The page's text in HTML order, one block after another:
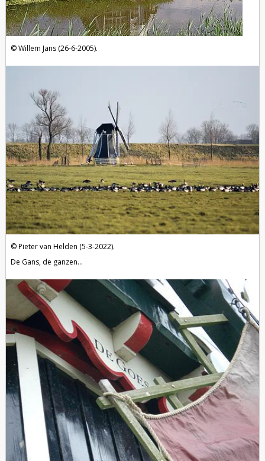
Willem Jans (26-6-2005).
Pieter van Helden (5-3-2022).
De Gans, de ganzen...